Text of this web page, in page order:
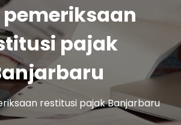
pemeriksaan
pajak
restitusi pajak Banjarbaru